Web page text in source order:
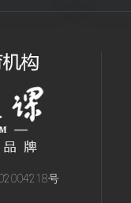
号